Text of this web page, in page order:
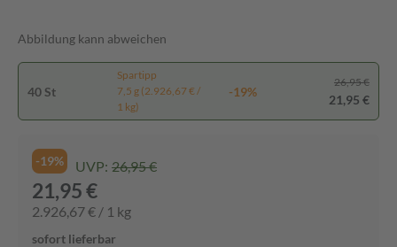
Abbildung kann abweichen
40 St
Spartipp
7,5 g (2.926,67 € /
1 kg)
-19%
26,95 €
21,95 €
-19% UVP: 26,95 €
21,95 €
2.926,67 € / 1 kg
sofort lieferbar